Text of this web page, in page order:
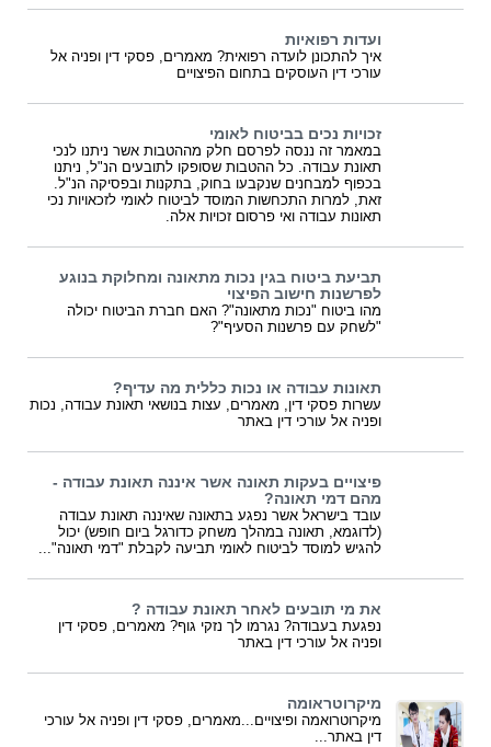
ועדות רפואיות
איך להתכונן לועדה רפואית? מאמרים, פסקי דין ופניה אל
עורכי דין העוסקים בתחום הפיצויים
זכויות נכים בביטוח לאומי
במאמר זה ננסה לפרסם חלק מההטבות אשר ניתנו לנכי
תאונת עבודה. כל ההטבות שסופקו לתובעים הנ"ל, ניתנו
בכפוף למבחנים שנקבעו בחוק, בתקנות ובפסיקה הנ"ל.
זאת, למרות התכחשות המוסד לביטוח לאומי לזכאויות נכי
תאונות עבודה ואי פרסום זכויות אלה.
תביעת ביטוח בגין נכות מתאונה ומחלוקת בנוגע
לפרשנות חישוב הפיצוי
מהו ביטוח "נכות מתאונה"? האם חברת הביטוח יכולה
"לשחק עם פרשנות הסעיף"?
תאונות עבודה או נכות כללית מה עדיף?
עשרות פסקי דין, מאמרים, עצות בנושאי תאונת עבודה, נכות
ופניה אל עורכי דין באתר
פיצויים בעקות תאונה אשר איננה תאונת עבודה -
מהם דמי תאונה?
עובד בישראל אשר נפגע בתאונה שאיננה תאונת עבודה
(לדוגמא, תאונה במהלך משחק כדורגל ביום חופש) יכול
להגיש למוסד לביטוח לאומי תביעה לקבלת "דמי תאונה"...
את מי תובעים לאחר תאונת עבודה ?
נפגעת בעבודה? נגרמו לך נזקי גוף? מאמרים, פסקי דין
ופניה אל עורכי דין באתר
מיקרוטראומה
מיקרוטרואמה ופיצויים...מאמרים, פסקי דין ופניה אל עורכי
דין באתר...